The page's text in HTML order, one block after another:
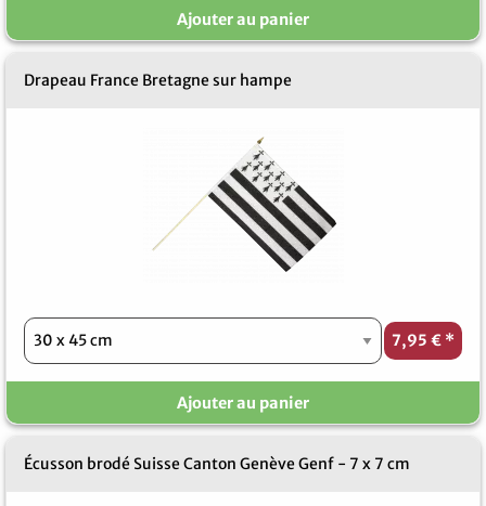
Ajouter au panier
Drapeau France Bretagne sur hampe
7,95 € *
Ajouter au panier
Écusson brodé Suisse Canton Genève Genf - 7 x 7 cm